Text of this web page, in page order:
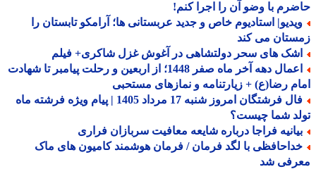
با وضو آن را اجرا کنم!
استادیوم خاص و جدید عربستانی ها؛ آرامکو تابستان را
می کند
های سحر دولتشاهی در آغوش غزل شاکری+ فیلم
اعمال دهه آخر ماه صفر 1448؛ از اربعین و رحلت پیامبر تا شهادت
رضا(ع) + زیارتنامه و نمازهای مستحبی
فال فرشتگان امروز شنبه 17 مرداد 1405 | پیام ویژه فرشته ماه
شما چیست؟
فراجا درباره شایعه معافیت سربازان فراری
با لگد فرمان / فرمان هوشمند کامیون های ماک
شد